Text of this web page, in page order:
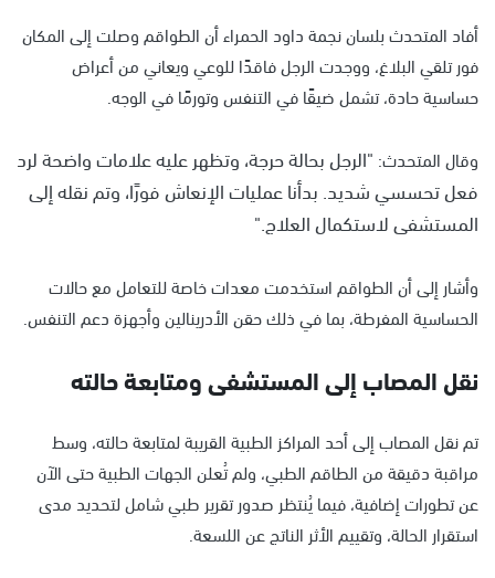
أفاد المتحدث بلسان نجمة داود الحمراء أن الطواقم وصلت إلى المكان
فور تلقي البلاغ، ووجدت الرجل فاقدًا للوعي ويعاني من أعراض
حساسية حادة، تشمل ضيقًا في التنفس وتورمًا في الوجه.
وقال المتحدث: "الرجل بحالة حرجة، وتظهر عليه علامات واضحة لرد
فعل تحسسي شديد. بدأنا عمليات الإنعاش فورًا، وتم نقله إلى
المستشفى لاستكمال العلاج."
وأشار إلى أن الطواقم استخدمت معدات خاصة للتعامل مع حالات
الحساسية المفرطة، بما في ذلك حقن الأدرينالين وأجهزة دعم التنفس.
نقل المصاب إلى المستشفى ومتابعة حالته
تم نقل المصاب إلى أحد المراكز الطبية القريبة لمتابعة حالته، وسط
مراقبة دقيقة من الطاقم الطبي، ولم تُعلن الجهات الطبية حتى الآن
عن تطورات إضافية، فيما يُنتظر صدور تقرير طبي شامل لتحديد مدى
استقرار الحالة، وتقييم الأثر الناتج عن اللسعة.